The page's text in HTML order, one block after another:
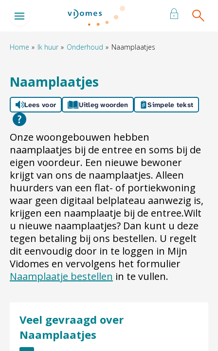
Naar hoofdinhoud
Naar hoofdnavigatiemenu
Naar de homepage
Ga naar Hoofd
Home Ik huur Onderhoud Naamplaatjes
Naamplaatjes
Lees voor Uitleg woorden Simpele tekst
Onze woongebouwen hebben
naamplaatjes bij de entree en soms bij de
eigen voordeur. Een nieuwe bewoner
krijgt van ons de naamplaatjes. Alleen
huurders van een flat- of portiekwoning
waar geen digitaal belplateau aanwezig is,
krijgen een naamplaatje bij de entree.Wilt
u nieuwe naamplaatjes? Dan kunt u deze
tegen betaling bij ons bestellen. U regelt
dit eenvoudig door in te loggen in Mijn
Vidomes en vervolgens het formulier
Naamplaatje bestellen in te vullen.
Veel gevraagd over
Naamplaatjes